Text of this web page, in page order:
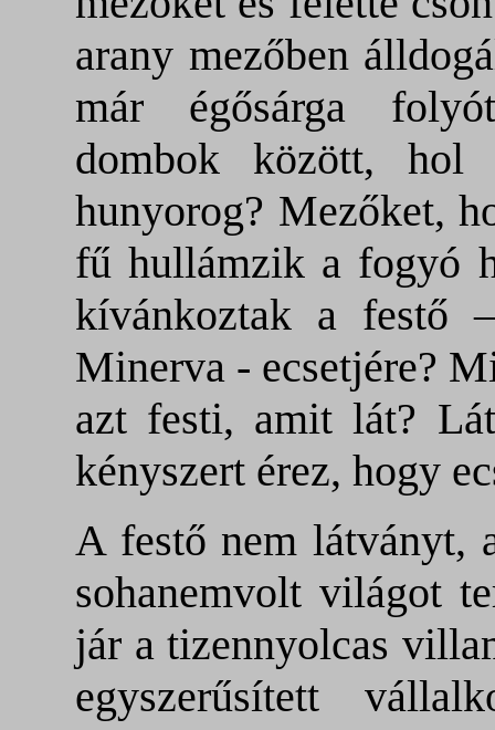
arany mezőben
már égősárga
dombok között,
hunyorog? Mezőket,
fű hullámzik a fogyó
kívánkoztak a festő
Minerva - ecsetjére?
azt festi, amit lát?
kényszert érez, hogy
A festő nem látványt,
sohanemvolt világot
jár a tizennyolcas
egyszerűsített